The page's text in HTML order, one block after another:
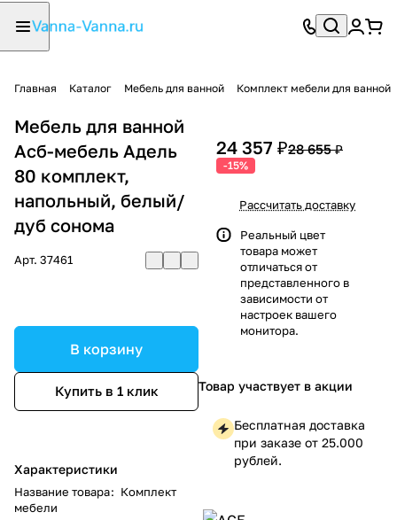
Главная Каталог Мебель для ванной Комплект мебели для ванной
Мебель для ванной
Асб-мебель Адель
80 комплект,
напольный, белый/
дуб сонома
Арт. 37461
В корзину
Купить в 1 клик
Характеристики
Название товара: Комплект
мебели
24 357 ₽28 655 ₽
-15%
Рассчитать доставку
Реальный цвет
товара может
отличаться от
представленного в
зависимости от
настроек вашего
монитора.
Товар участвует в акции
Бесплатная доставка
при заказе от 25.000
рублей.